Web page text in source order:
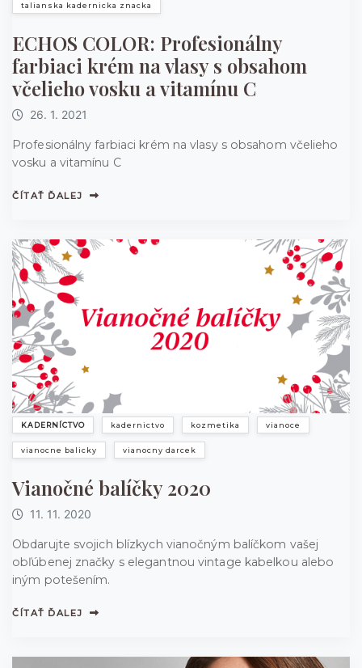
talianska kadernicka znacka
ECHOS COLOR: Profesionálny
farbiaci krém na vlasy s obsahom
včelieho vosku a vitamínu C
26. 1. 2021
Profesionálny farbiaci krém na vlasy s obsahom včelieho
vosku a vitamínu C
ČÍTAŤ ĎALEJ
KADERNÍCTVO kadernictvo kozmetika vianoce
vianocne balicky vianocny darcek
Vianočné balíčky 2020
11. 11. 2020
Obdarujte svojich blízkych vianočným balíčkom vašej
obľúbenej značky s elegantnou vintage kabelkou alebo
iným potešením.
ČÍTAŤ ĎALEJ